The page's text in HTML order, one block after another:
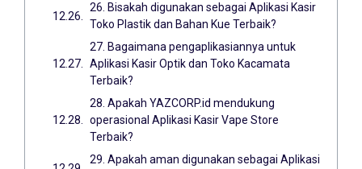
26. Bisakah digunakan sebagai Aplikasi Kasir
Toko Plastik dan Bahan Kue Terbaik?
27. Bagaimana pengaplikasiannya untuk
Aplikasi Kasir Optik dan Toko Kacamata
Terbaik?
28. Apakah YAZCORP.id mendukung
operasional Aplikasi Kasir Vape Store
Terbaik?
29. Apakah aman digunakan sebagai Aplikasi